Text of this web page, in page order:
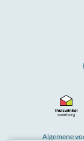
Algemene